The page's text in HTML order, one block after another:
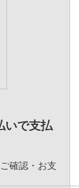
いで支払
確認・お支